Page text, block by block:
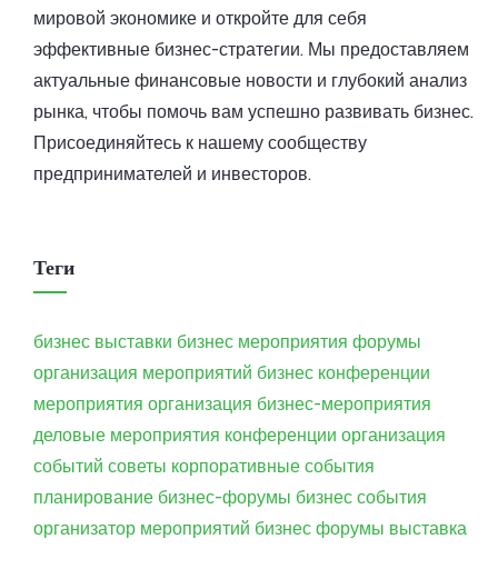
мировой экономике и откройте для себя
эффективные бизнес-стратегии. Мы предоставляем
актуальные финансовые новости и глубокий анализ
рынка, чтобы помочь вам успешно развивать бизнес.
Присоединяйтесь к нашему сообществу
предпринимателей и инвесторов.
Теги
бизнес выставки бизнес мероприятия форумы
организация мероприятий бизнес конференции
мероприятия организация бизнес-мероприятия
деловые мероприятия конференции организация
событий советы корпоративные события
планирование бизнес-форумы бизнес события
организатор мероприятий бизнес форумы выставка